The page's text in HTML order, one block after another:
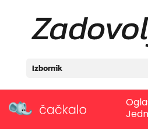
Izbornik